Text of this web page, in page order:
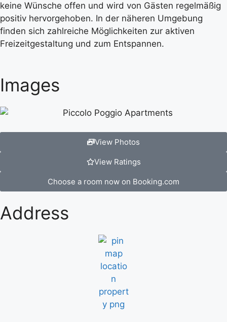
keine Wünsche offen und wird von Gästen regelmäßig
positiv hervorgehoben. In der näheren Umgebung
finden sich zahlreiche Möglichkeiten zur aktiven
Freizeitgestaltung und zum Entspannen.
Images
View Photos
View Ratings
Choose a room now on Booking.com
Address